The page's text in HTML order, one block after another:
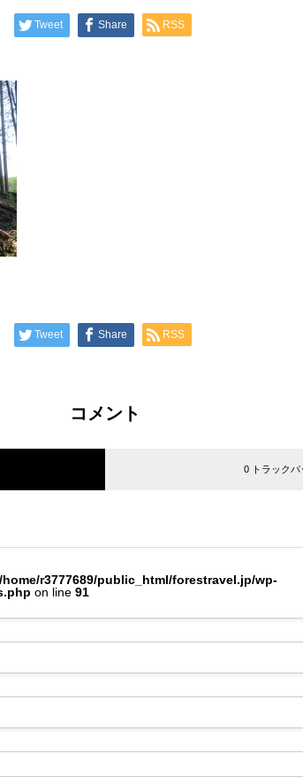
Tweet Share RSS
Tweet Share RSS
コメント
0 トラックバ
/home/r3777689/public_html/forestravel.jp/wp-
on line 91